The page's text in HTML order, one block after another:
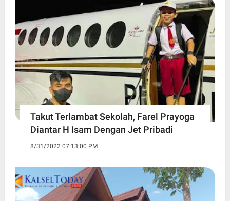
Takut Terlambat Sekolah, Farel Prayoga
Diantar H Isam Dengan Jet Pribadi
8/31/2022 07:13:00 PM